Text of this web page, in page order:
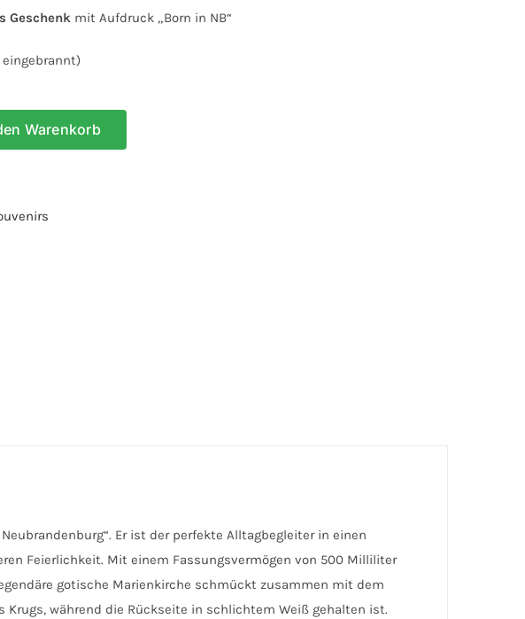
Geschenk mit Aufdruck „Born in NB“
Warenkorb
Er ist der perfekte Alltagbegleiter in einen
Feierlichkeit. Mit einem Fassungsvermögen von 500 Milliliter
gotische Marienkirche schmückt zusammen mit dem
Krugs, während die Rückseite in schlichtem Weiß gehalten ist.